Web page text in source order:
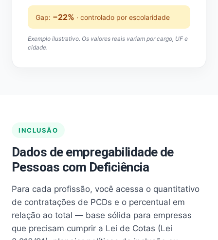
Gap: −22% · controlado por escolaridade
Exemplo ilustrativo. Os valores reais variam por cargo, UF e
cidade.
INCLUSÃO
Dados de empregabilidade de
Pessoas com Deficiência
Para cada profissão, você acessa o quantitativo
de contratações de PCDs e o percentual em
relação ao total — base sólida para empresas
que precisam cumprir a Lei de Cotas (Lei